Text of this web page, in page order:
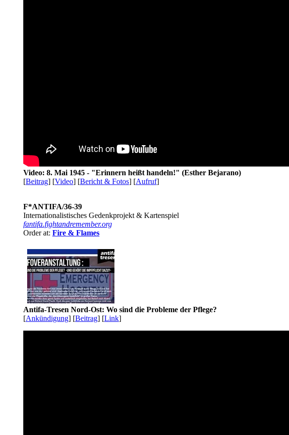
Video: 8. Mai 1945 - "Erinnern heißt handeln!" (Esther Bejarano)
[Beitrag] [Video] [Bericht & Fotos] [Aufruf]
F*ANTIFA/36-39
Internationalistisches Gedenkprojekt & Kartenspiel
fantifa.fightandremember.org
Order at: Fire & Flames
Antifa-Tresen Nord-Ost: Wo sind die Probleme der Pflege?
[Ankündigung] [Beitrag] [Link]